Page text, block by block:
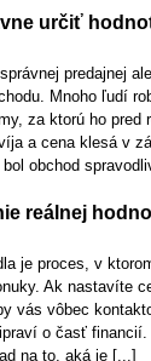
určiť
predajnej
Mnoho ľudí
za ktorú ho
a cena klesá v
obchod
reálnej
je proces, v
Ak nastavíte
vás vôbec
o časť
na to, aká je [...]